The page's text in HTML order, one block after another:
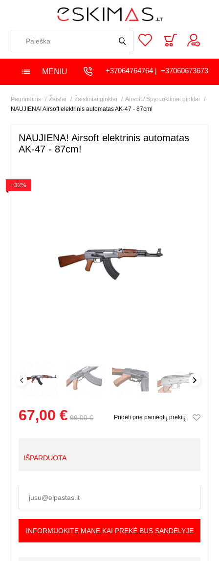
MENIU +37064764764| +37060673673
Pagrindinis Žaislai Žaisliniai ginklai
Airsoft / Spyruokliniai ginklai
NAUJIENA! Airsoft elektrinis automatas AK-47 - 87cm!
NAUJIENA! Airsoft elektrinis automatas
AK-47 - 87cm!
−32%
67,00 € 99,00 € Pridėti prie pamėgtų prekių
IŠPARDUOTA
INFORMUOKITE MANE KAI PREKĖ BUS SANDĖLYJE